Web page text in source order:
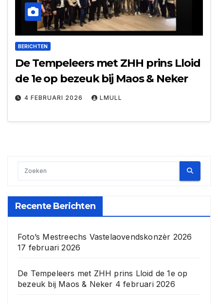
BERICHTEN
De Tempeleers met ZHH prins Lloid
de 1e op bezeuk bij Maos & Neker
4 FEBRUARI 2026 LMULL
Recente Berichten
Foto’s Mestreechs Vastelaovendskonzèr 2026
17 februari 2026
De Tempeleers met ZHH prins Lloid de 1e op
bezeuk bij Maos & Neker 4 februari 2026